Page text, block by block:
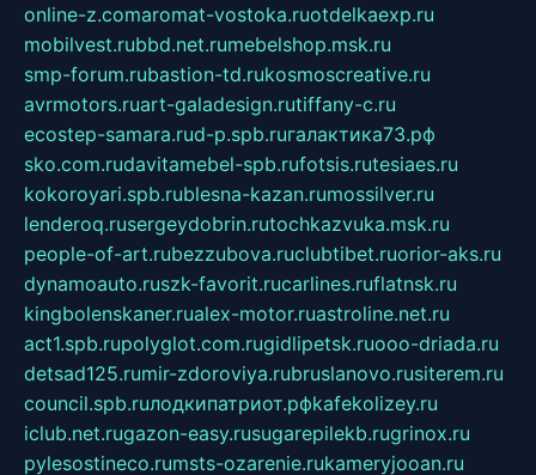
online-z.comaromat-vostoka.ruotdelkaexp.ru
mobilvest.rubbd.net.rumebelshop.msk.ru
smp-forum.rubastion-td.rukosmoscreative.ru
avrmotors.ruart-galadesign.rutiffany-c.ru
ecostep-samara.rud-p.spb.ruгалактика73.рф
sko.com.rudavitamebel-spb.rufotsis.rutesiaes.ru
kokoroyari.spb.rublesna-kazan.rumossilver.ru
lenderoq.rusergeydobrin.rutochkazvuka.msk.ru
people-of-art.rubezzubova.ruclubtibet.ruorior-aks.ru
dynamoauto.ruszk-favorit.rucarlines.ruflatnsk.ru
kingbolenskaner.rualex-motor.ruastroline.net.ru
act1.spb.rupolyglot.com.rugidlipetsk.ruooo-driada.ru
detsad125.rumir-zdoroviya.rubruslanovo.rusiterem.ru
council.spb.ruлодкипатриот.рфkafekolizey.ru
iclub.net.rugazon-easy.rusugarepilekb.rugrinox.ru
pylesostineco.rumsts-ozarenie.rukameryjooan.ru